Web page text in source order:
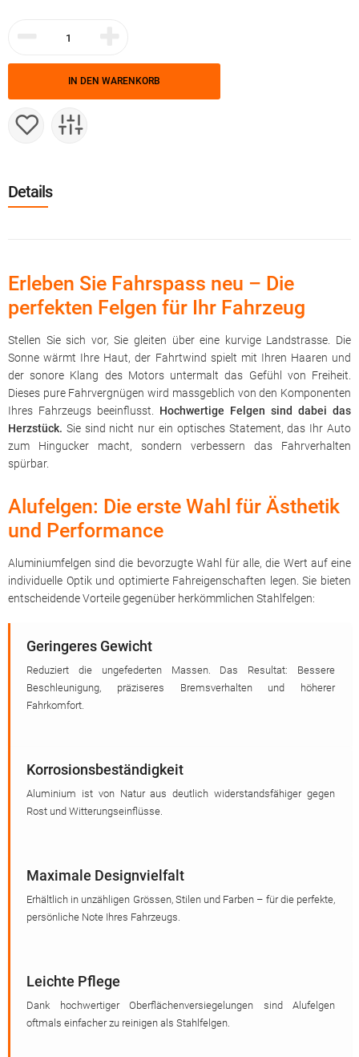
IN DEN WARENKORB
Details
Erleben Sie Fahrspass neu – Die
perfekten Felgen für Ihr Fahrzeug
Stellen Sie sich vor, Sie gleiten über eine kurvige Landstrasse. Die
Sonne wärmt Ihre Haut, der Fahrtwind spielt mit Ihren Haaren und
der sonore Klang des Motors untermalt das Gefühl von Freiheit.
Dieses pure Fahrvergnügen wird massgeblich von den Komponenten
Ihres Fahrzeugs beeinflusst. Hochwertige Felgen sind dabei das
Herzstück. Sie sind nicht nur ein optisches Statement, das Ihr Auto
zum Hingucker macht, sondern verbessern das Fahrverhalten
spürbar.
Alufelgen: Die erste Wahl für Ästhetik
und Performance
Aluminiumfelgen sind die bevorzugte Wahl für alle, die Wert auf eine
individuelle Optik und optimierte Fahreigenschaften legen. Sie bieten
entscheidende Vorteile gegenüber herkömmlichen Stahlfelgen:
Geringeres Gewicht
Reduziert die ungefederten Massen. Das Resultat: Bessere
Beschleunigung, präziseres Bremsverhalten und höherer
Fahrkomfort.
Korrosionsbeständigkeit
Aluminium ist von Natur aus deutlich widerstandsfähiger gegen
Rost und Witterungseinflüsse.
Maximale Designvielfalt
Erhältlich in unzähligen Grössen, Stilen und Farben – für die perfekte,
persönliche Note Ihres Fahrzeugs.
Leichte Pflege
Dank hochwertiger Oberflächenversiegelungen sind Alufelgen
oftmals einfacher zu reinigen als Stahlfelgen.